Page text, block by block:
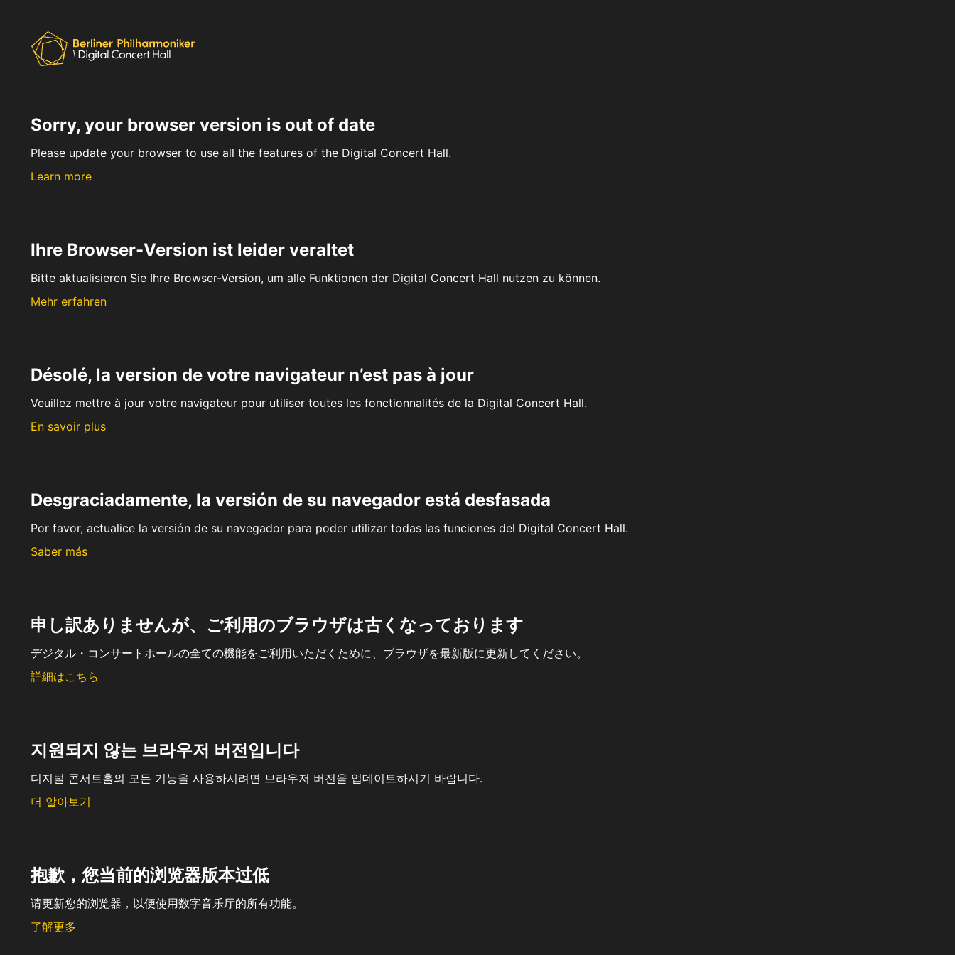
Sorry, your browser version is out of date
Please update your browser to use all the features of the Digital Concert Hall.
Learn more
Ihre Browser-Version ist leider veraltet
Bitte aktualisieren Sie Ihre Browser-Version, um alle Funktionen der Digital Concert Hall nutzen zu können.
Mehr erfahren
Désolé, la version de votre navigateur n’est pas à jour
Veuillez mettre à jour votre navigateur pour utiliser toutes les fonctionnalités de la Digital Concert Hall.
En savoir plus
Desgraciadamente, la versión de su navegador está desfasada
Por favor, actualice la versión de su navegador para poder utilizar todas las funciones del Digital Concert Hall.
Saber más
申し訳ありませんが、ご利用のブラウザは古くなっております
デジタル・コンサートホールの全ての機能をご利用いただくために、ブラウザを最新版に更新してください。
詳細はこちら
지원되지 않는 브라우저 버전입니다
디지털 콘서트홀의 모든 기능을 사용하시려면 브라우저 버전을 업데이트하시기 바랍니다.
더 알아보기
抱歉，您当前的浏览器版本过低
请更新您的浏览器，以便使用数字音乐厅的所有功能。
了解更多